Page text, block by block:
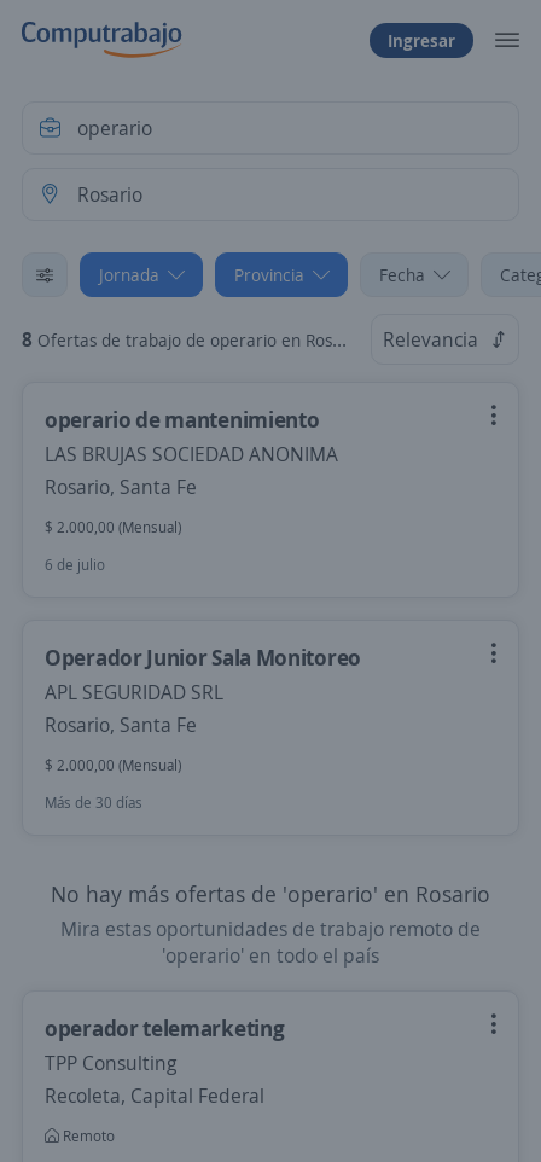
Ingresar
Jornada Provincia Fecha
8 Ofertas de trabajo de operario en Rosario, Santa Fe: Jornada part time Relevancia
operario de mantenimiento
LAS BRUJAS SOCIEDAD ANONIMA
Rosario, Santa Fe
$ 2.000,00 (Mensual)
6 de julio
Operador Junior Sala Monitoreo
APL SEGURIDAD SRL
Rosario, Santa Fe
$ 2.000,00 (Mensual)
Más de 30 días
No hay más ofertas de 'operario' en Rosario
Mira estas oportunidades de trabajo remoto de
'operario' en todo el país
operador telemarketing
TPP Consulting
Recoleta, Capital Federal
Remoto